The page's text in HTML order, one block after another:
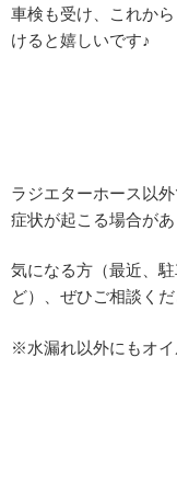
車検も受け、これか
けると嬉しいです♪
ラジエターホース以
症状が起こる場合があ
気になる方（最近、
ど）、ぜひご相談くだ
※水漏れ以外にもオイ